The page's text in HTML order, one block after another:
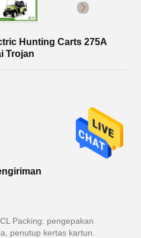
Hunting Carts 275A
Trojan
Packing: pengepakan
penutup kertas kartun.